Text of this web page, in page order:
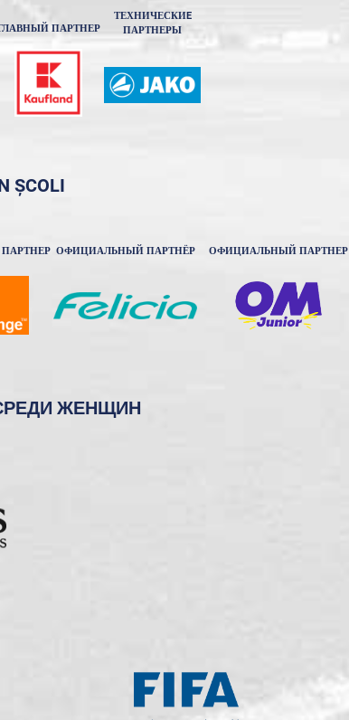
ПАРТНЕР
ТЕХНИЧЕСКИE
ПАРТНЕРЫ
ȘCOLI
ОФИЦИАЛЬНЫЙ ПАРТНЁР ОФИЦИАЛЬНЫЙ ПАРТНЕР
ЖЕНЩИН